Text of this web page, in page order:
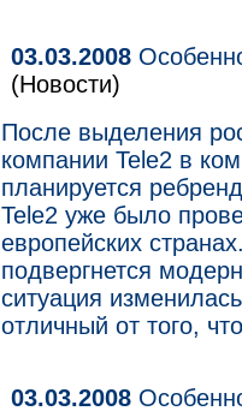
03.03.2008
(Новости)
После выделения
компании Tele2 в
планируется
Tele2 уже было
европейских
подвергнется
ситуация
отличный от того,
03.03.2008